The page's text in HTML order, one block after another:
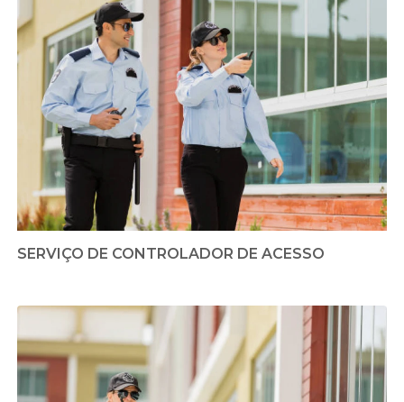
SERVIÇO DE CONTROLADOR DE ACESSO